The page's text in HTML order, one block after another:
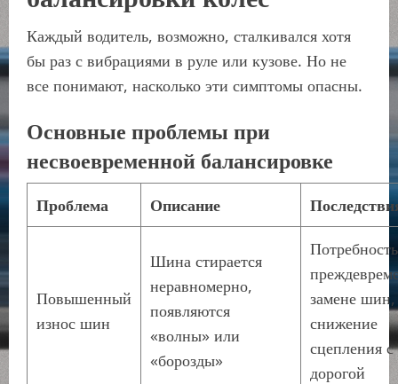
Каждый водитель, возможно, сталкивался хотя
бы раз с вибрациями в руле или кузове. Но не
все понимают, насколько эти симптомы опасны.
Основные проблемы при
несвоевременной балансировке
Проблема Описание
Повышенный
износ шин
Шина стирается
неравномерно,
появляются
«волны» или
«борозды»
замене шин,
снижение
сцепления с
дорогой